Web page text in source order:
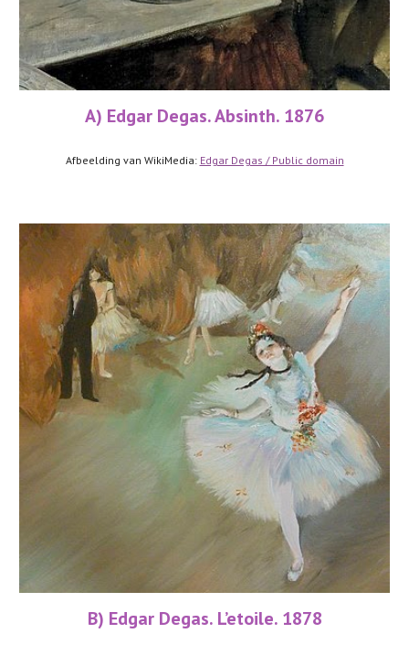
A) Edgar Degas. Absinth. 1876
Afbeelding van WikiMedia: Edgar Degas / Public domain
B) Edgar Degas. L’etoile. 1878